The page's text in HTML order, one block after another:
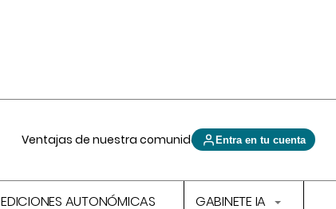
Ventajas de nuestra comunidad Entra en tu cuenta
EDICIONES AUTONÓMICAS GABINETE IA